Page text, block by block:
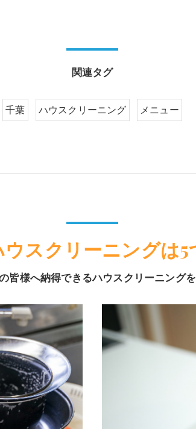
関連タグ
千葉 ハウスクリーニング メニュー
スクリーニングは5
皆様へ納得できるハウスクリーニング